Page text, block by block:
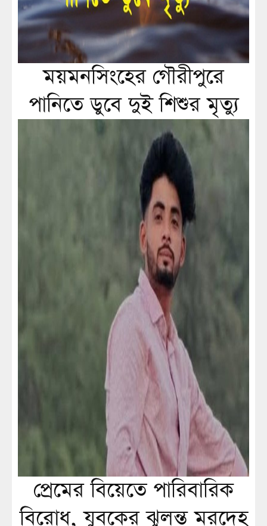
ময়মনসিংহের গৌরীপুরে
পানিতে ডুবে দুই শিশুর মৃত্যু
প্রেমের বিয়েতে পারিবারিক
বিরোধ, যুবকের ঝুলন্ত মরদেহ